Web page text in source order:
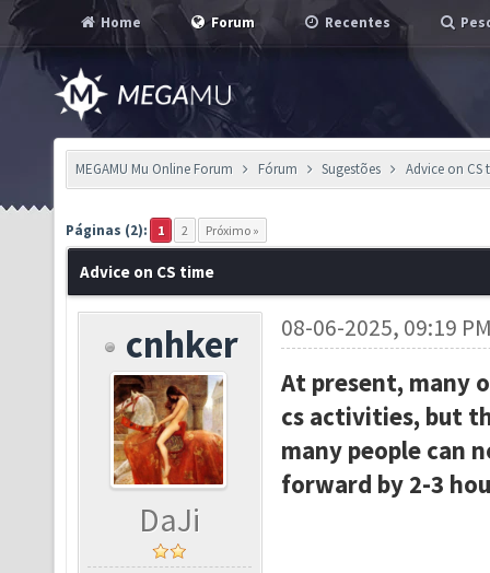
Home Forum Recentes
MEGAMU Mu Online Forum Fórum Sugestões Advice on CS
Páginas (2): 1 2 Próximo »
Advice on CS time
cnhker
DaJi
08-06-2025, 09:19
At present, many
cs activities, but
many people can
forward by 2-3